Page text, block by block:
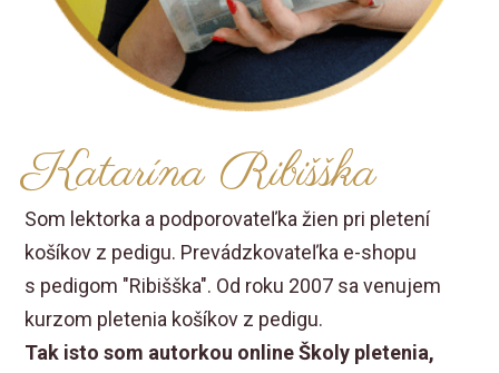
Katarína Ribišška
Som lektorka a podporovateľka žien pri pletení
košíkov z pedigu. Prevádzkovateľka e-shopu
s pedigom "Ribišška". Od roku 2007 sa venujem
kurzom pletenia košíkov z pedigu.
Tak isto som autorkou online Školy pletenia,